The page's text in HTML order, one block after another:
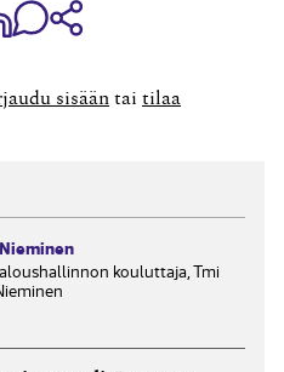
Share on Facebook
Jaa Share on LinkedIn
Jaa WhatsApp-viestinä
sisään tai tilaa
kouluttaja, Tmi